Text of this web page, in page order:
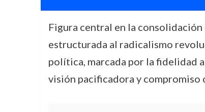
Figura central en la
estructurada al radicalismo
política, marcada por la fidelidad
visión pacificadora y